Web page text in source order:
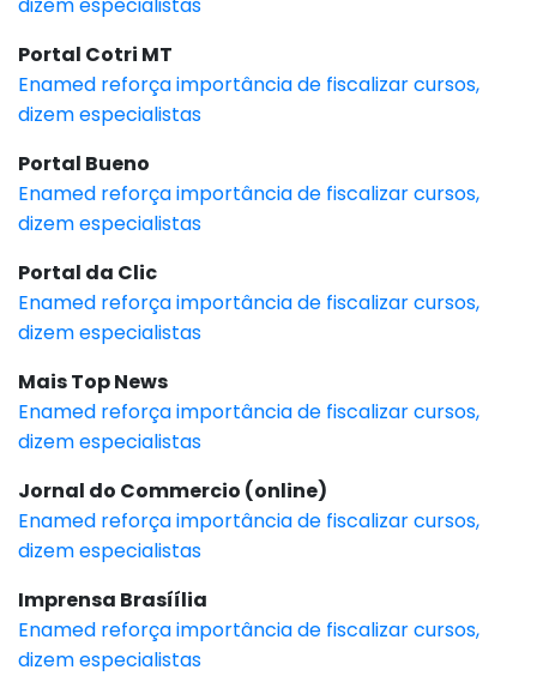
dizem especialistas
Portal Cotri MT
Enamed reforça importância de fiscalizar cursos,
dizem especialistas
Portal Bueno
Enamed reforça importância de fiscalizar cursos,
dizem especialistas
Portal da Clic
Enamed reforça importância de fiscalizar cursos,
dizem especialistas
Mais Top News
Enamed reforça importância de fiscalizar cursos,
dizem especialistas
Jornal do Commercio (online)
Enamed reforça importância de fiscalizar cursos,
dizem especialistas
Imprensa Brasíília
Enamed reforça importância de fiscalizar cursos,
dizem especialistas